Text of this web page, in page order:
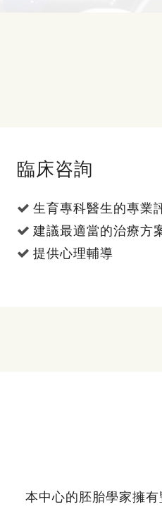
臨床咨詢
生育專科醫生的專業
建議最適當的治療方
提供心理輔導
本中心的胚胎學家擁